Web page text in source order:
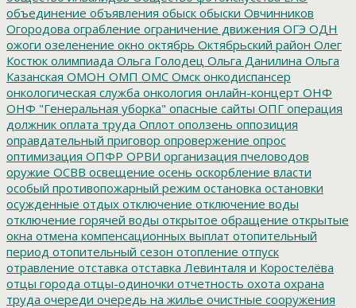
объединение объявления обыск обыски Овчинников
Огородова ограбление ограничение движения ОГЭ ОДН
ожоги озеленение окно октябрь Октябрьский район Олег
Костюк олимпиада Ольга Голодец Ольга Данилина Ольга
Казанская ОМОН ОМП ОМС Омск онкодиспансер
онкологическая служба онкология онлайн-концерт ОНФ
ОНФ "Генеральная уборка" опасные сайты ОПГ операция
должник оплата труда Оплот оползень оппозиция
оправдательный приговор опровержение опрос
оптимизация ОПФР ОРВИ организация пчеловодов
оружие ОСВВ освещение осень оскорбление власти
особый противопожарный режим остановка остановки
осужденные отдых отключение отключение воды
отключение горячей воды открытое обращение открытые
окна отмена компенсационных выплат отопительный
период отопительный сезон отопление отпуск
отравление отставка отставка Левинталя и Коростелёва
отцы города отцы-одиночки отчетность охота охрана
труда очереди очередь на жилье очистные сооружения